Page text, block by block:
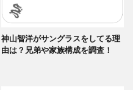
神山智洋がサングラスをしてる理
由は？兄弟や家族構成を調査！